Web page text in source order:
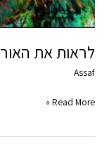
לראות את האור
Assaf
Read More »